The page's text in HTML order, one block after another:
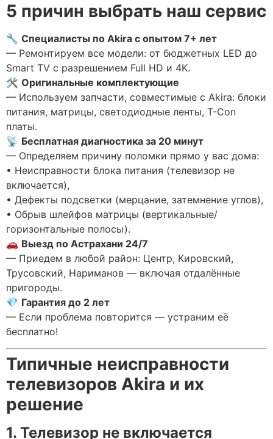
5 причин выбрать наш сервис
🔧 Специалисты по Akira с опытом 7+ лет
— Ремонтируем все модели: от бюджетных LED до
Smart TV с разрешением Full HD и 4K.
🛠 Оригинальные комплектующие
— Используем запчасти, совместимые с Akira: блоки
питания, матрицы, светодиодные ленты, T-Con
платы.
📡 Бесплатная диагностика за 20 минут
— Определяем причину поломки прямо у вас дома:
• Неисправности блока питания (телевизор не
включается),
• Дефекты подсветки (мерцание, затемнение углов),
• Обрыв шлейфов матрицы (вертикальные/
горизонтальные полосы).
🚗 Выезд по Астрахани 24/7
— Приедем в любой район: Центр, Кировский,
Трусовский, Нариманов — включая отдалённые
пригороды.
💎 Гарантия до 2 лет
— Если проблема повторится — устраним её
бесплатно!
Типичные неисправности
телевизоров Akira и их
решение
1. Телевизор не включается